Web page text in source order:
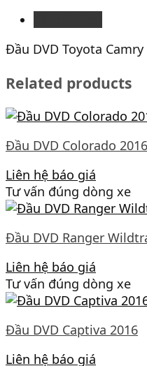
Đầu DVD Toyota Camry
Related products
Đầu DVD Colorado 2016
Liên hệ báo giá
Tư vấn đúng dòng xe
Đầu DVD Ranger
Liên hệ báo giá
Tư vấn đúng dòng xe
Đầu DVD Captiva 2016
Liên hệ báo giá